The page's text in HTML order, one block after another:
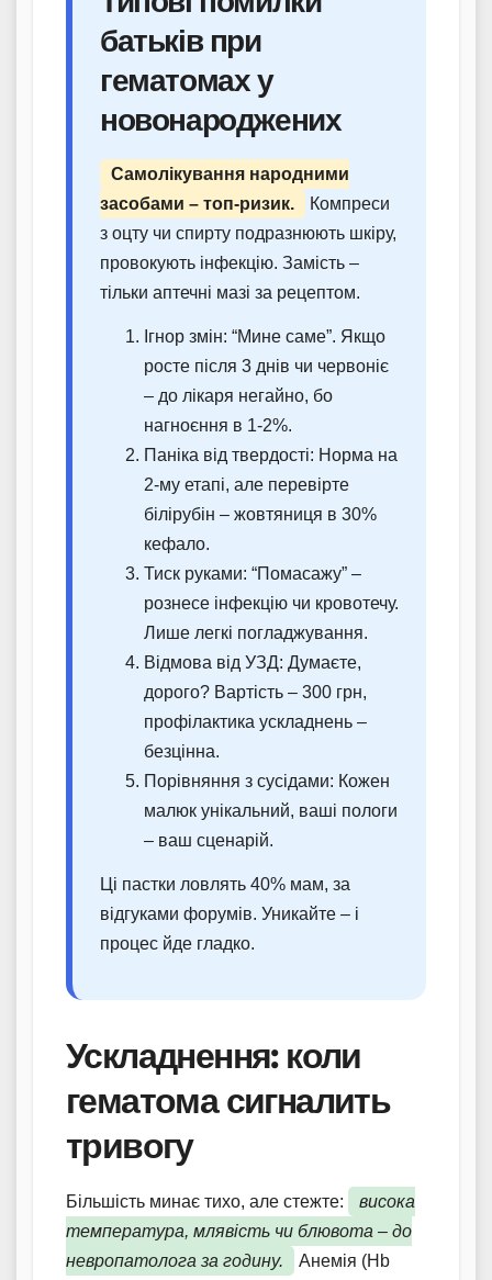
батьків при
гематомах у
новонароджених
Самолікування народними
засобами – топ-ризик.
Компреси
з оцту чи спирту подразнюють шкіру,
провокують інфекцію. Замість –
тільки аптечні мазі за рецептом.
Ігнор змін: “Мине саме”. Якщо
росте після 3 днів чи червоніє
– до лікаря негайно, бо
нагноєння в 1-2%.
Паніка від твердості: Норма на
2-му етапі, але перевірте
білірубін – жовтяниця в 30%
кефало.
Тиск руками: “Помасажу” –
рознесе інфекцію чи кровотечу.
Лише легкі погладжування.
Відмова від УЗД: Думаєте,
дорого? Вартість – 300 грн,
профілактика ускладнень –
безцінна.
Порівняння з сусідами: Кожен
малюк унікальний, ваші пологи
– ваш сценарій.
Ці пастки ловлять 40% мам, за
відгуками форумів. Уникайте – і
процес йде гладко.
Ускладнення: коли
гематома сигналить
тривогу
Більшість минає тихо, але стежте:
висока
температура, млявість чи блювота – до
невропатолога за годину.
Анемія (Hb